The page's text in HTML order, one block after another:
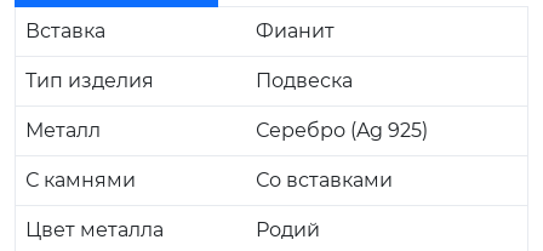
Вставка Фианит
Тип изделия Подвеска
Металл Серебро (Ag 925)
С камнями Со вставками
Цвет металла Родий